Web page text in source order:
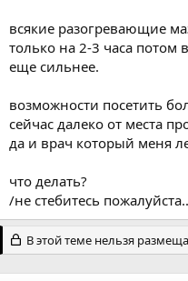
всякие разогревающие
только на 2-3 часа потом
еще сильнее.
возможности посетить
сейчас далеко от места
да и врач который меня
что делать?
/не стебитесь
В этой теме нельзя